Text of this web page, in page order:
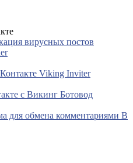
вирусных постов
Viking Inviter
с Викинг Ботовод
для обмена комментариями В